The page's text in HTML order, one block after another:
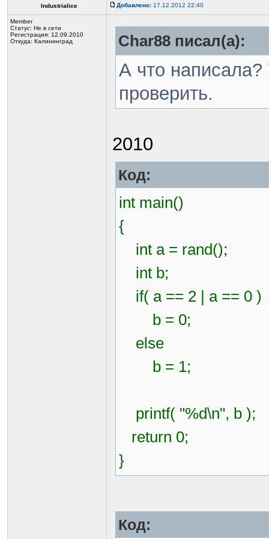
Industrialice Добавлено: 17.12.2012 22:40
Member
Статус: Не в сети
Регистрация: 12.09.2010
Откуда: Калининград
Char88 писал(а):
А что написала?
проверить.
2010
Код:
int main()
{
int a = rand();
int b;
if( a == 2 | a == 0 )
b = 0;
else
b = 1;
printf( "%d\n", b );
return 0;
}
Код: